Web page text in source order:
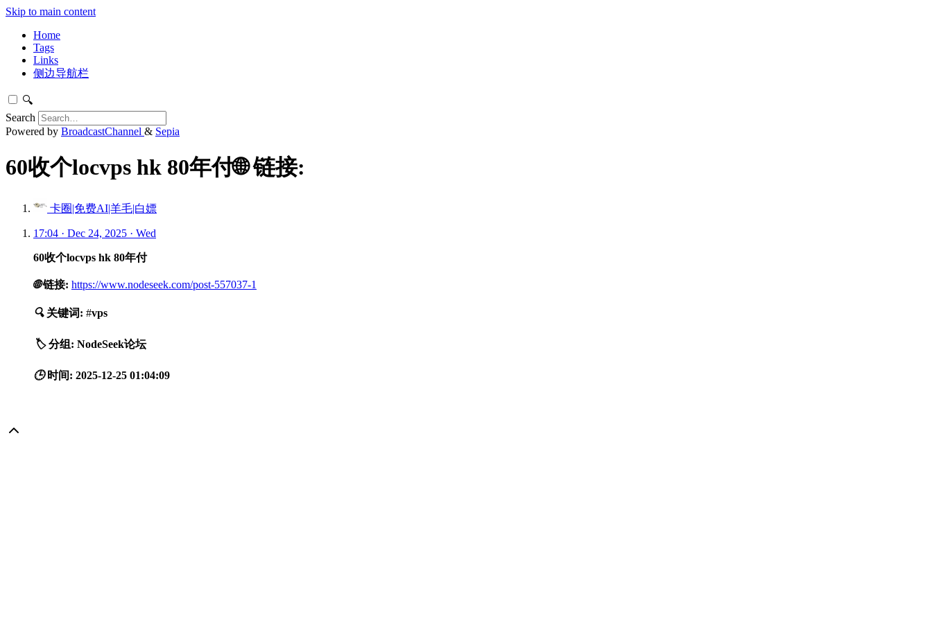
Skip to main content
Home
Tags
Links
侧边导航栏
🔍
Search
Powered by BroadcastChannel & Sepia
60收个locvps hk 80年付🌐 链接:
卡圈|免费AI|羊毛|白嫖
17:04 · Dec 24, 2025 · Wed
60收个locvps hk 80年付
🌐 链接: https://www.nodeseek.com/post-557037-1
🔍 关键词: #vps
🏷️ 分组: NodeSeek论坛
🕒 时间: 2025-12-25 01:04:09